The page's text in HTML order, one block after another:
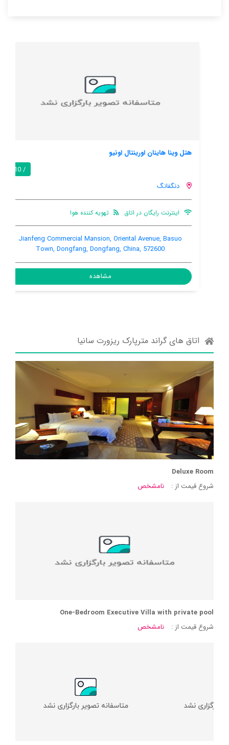
هتل وینا هاینان اورینتال اونیو
دنگفانگ
اینترنت رایگان در اتاق تهویه کننده هوا
Jianfeng Commercial Mansion, Oriental Avenue, Basuo
Town, Dongfang, Dongfang, China, 572600
مشاهده
اتاق های گراند مترپارک ریزورت سانیا
Deluxe Room
شروع قیمت از :
نامشخص
One-Bedroom Executive Villa with private pool
شروع قیمت از :
نامشخص